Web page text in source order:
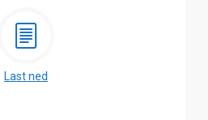
Last ned